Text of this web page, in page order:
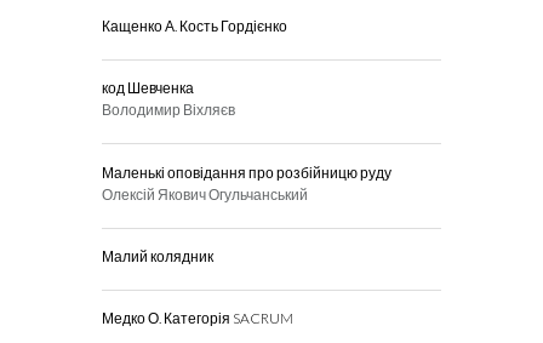
Кащенко А. Кость Гордієнко
код Шевченка
Володимир Віхляєв
Маленькі оповідання про розбійницю руду
Олексій Якович Огульчанський
Малий колядник
Медко О. Категорія SACRUM